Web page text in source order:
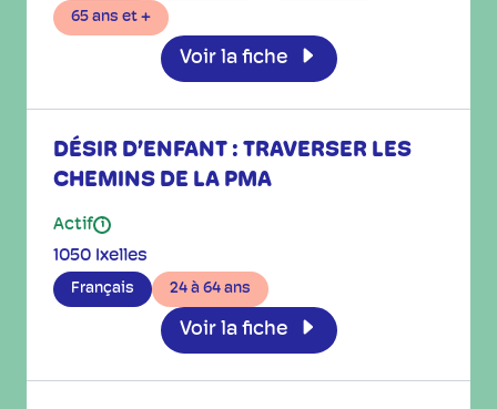
65 ans et +
Voir la fiche
DÉSIR D’ENFANT : TRAVERSER LES
CHEMINS DE LA PMA
Actif i
1050 Ixelles
Français 24 à 64 ans
Voir la fiche